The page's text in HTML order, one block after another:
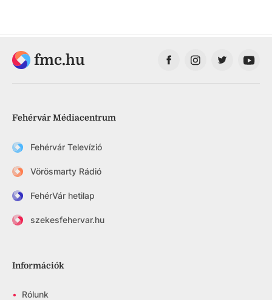
fmc.hu
Fehérvár Médiacentrum
Fehérvár Televízió
Vörösmarty Rádió
FehérVár hetilap
szekesfehervar.hu
Információk
• Rólunk